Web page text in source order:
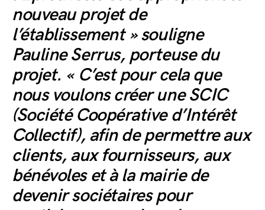
nouveau projet de
l’établissement » souligne
Pauline Serrus, porteuse du
projet. « C’est pour cela que
nous voulons créer une SCIC
(Société Coopérative d’Intérêt
Collectif), afin de permettre aux
clients, aux fournisseurs, aux
bénévoles et à la mairie de
devenir sociétaires pour